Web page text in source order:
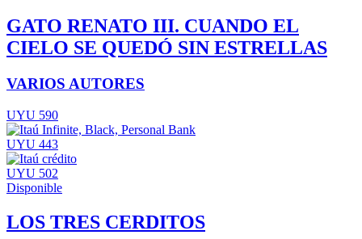
GATO RENATO III. CUANDO EL
CIELO SE QUEDÓ SIN ESTRELLAS
VARIOS AUTORES
UYU 590
UYU 443
UYU 502
Disponible
LOS TRES CERDITOS